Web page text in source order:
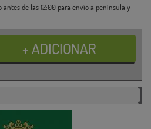
de las 12:00 para envío a península y